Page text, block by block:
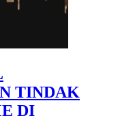
TINDAK
DI